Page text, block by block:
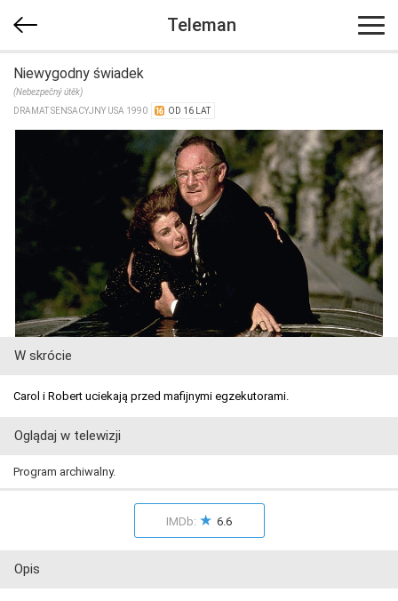
Teleman
Niewygodny świadek
(Nebezpečný útěk)
DRAMAT SENSACYJNY USA 1990
OD 16 LAT
W skrócie
Carol i Robert uciekają przed mafijnymi egzekutorami.
Oglądaj w telewizji
Program archiwalny.
IMDb: ★ 6.6
Opis